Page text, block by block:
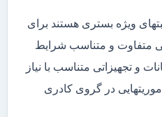
ویژه بستری هستند برای
متفاوت و متناسب شرایط
و تجهیزاتی متناسب با نیاز
در گروی کادری